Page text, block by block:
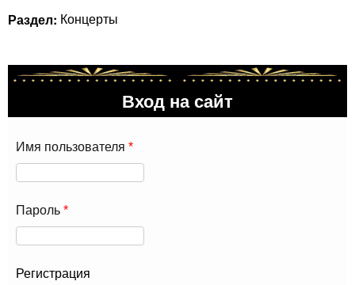
Раздел: Концерты
Вход на сайт
Имя пользователя *
Пароль *
Регистрация